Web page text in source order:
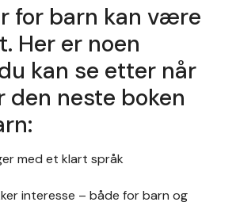
for barn kan være
Her er noen
kan se etter når
den neste boken
med et klart språk
interesse – både for barn og